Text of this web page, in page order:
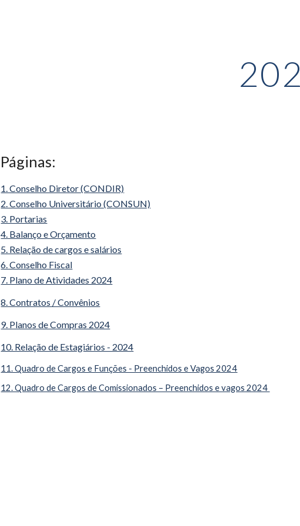
202
Páginas:
1. Conselho Diretor (CONDIR)
2. Conselho Universitário (CONSUN)
3. Portarias
4. Balanço e Orçamento
5. Relação de cargos e salários
6. Conselho Fiscal
7. Plano de Atividades 2024
8. Contratos / Convênios
9. Planos de Compras 2024
10. Relação de Estagiários - 2024
11. Quadro de Cargos e Funções - Preenchidos e Vagos 2024
12. Quadro de Cargos de Comissionados – Preenchidos e vagos 2024